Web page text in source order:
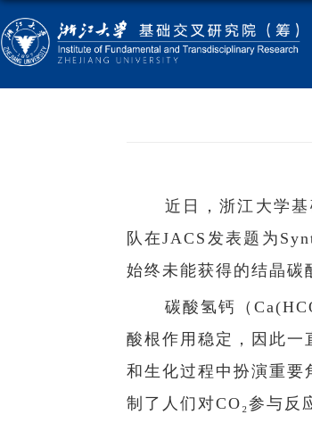
近日，浙江大学
队在JACS发表题为
始终未能获得的结晶碳
碳酸氢钙（
酸根作用稳定，因此一
和生化过程中扮演重要
制了人们对CO₂参与反